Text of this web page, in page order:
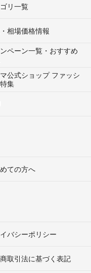
リ一覧
相場価格情報
ペーン一覧・おすすめ
公式ショップ ファッシ
集
ての方へ
バシーポリシー
取引法に基づく表記